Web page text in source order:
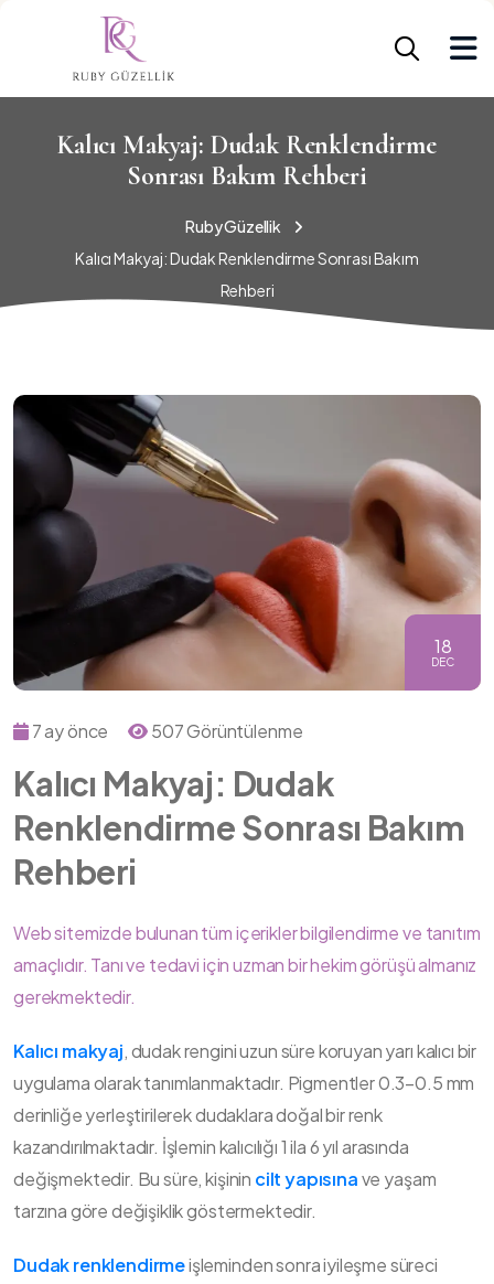
Kalıcı Makyaj: Dudak Renklendirme
Sonrası Bakım Rehberi
Ruby Güzellik
Kalıcı Makyaj: Dudak Renklendirme Sonrası Bakım
Rehberi
18
DEC
7 ay önce 507 Görüntülenme
Kalıcı Makyaj: Dudak
Renklendirme Sonrası Bakım
Rehberi
Web sitemizde bulunan tüm içerikler bilgilendirme ve tanıtım
amaçlıdır. Tanı ve tedavi için uzman bir hekim görüşü almanız
gerekmektedir.
Kalıcı makyaj, dudak rengini uzun süre koruyan yarı kalıcı bir
uygulama olarak tanımlanmaktadır. Pigmentler 0.3–0.5 mm
derinliğe yerleştirilerek dudaklara doğal bir renk
kazandırılmaktadır. İşlemin kalıcılığı 1 ila 6 yıl arasında
değişmektedir. Bu süre, kişinin cilt yapısınave yaşam
tarzına göre değişiklik göstermektedir.
Dudak renklendirmeişleminden sonra iyileşme süreci